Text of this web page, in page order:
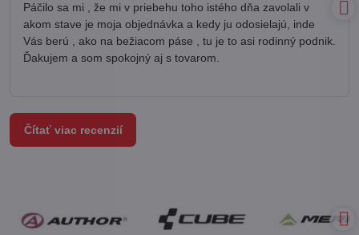
Páčilo sa mi , že mi v priebehu toho istého dňa zavolali v
akom stave je moja objednávka a kedy ju odosielajú, inde
Vás berú , ako na bežiacom páse , tu je to asi rodinný podnik.
Ďakujem a som spokojný aj s tovarom.
Čítať viac recenzií